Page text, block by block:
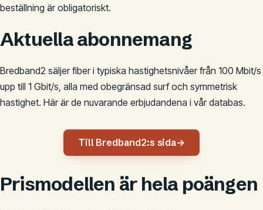
beställning är obligatoriskt.
Aktuella abonnemang
Bredband2 säljer fiber i typiska hastighetsnivåer från 100 Mbit/s
upp till 1 Gbit/s, alla med obegränsad surf och symmetrisk
hastighet. Här är de nuvarande erbjudandena i vår databas.
Till Bredband2:s sida→
Prismodellen är hela poängen